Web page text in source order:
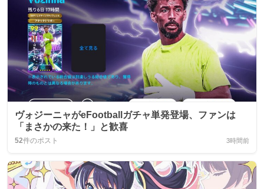
ヴォジーニャがeFootballガチャ単発登場、ファンは
「まさかの来た！」と歓喜
52件のポスト 3時間前